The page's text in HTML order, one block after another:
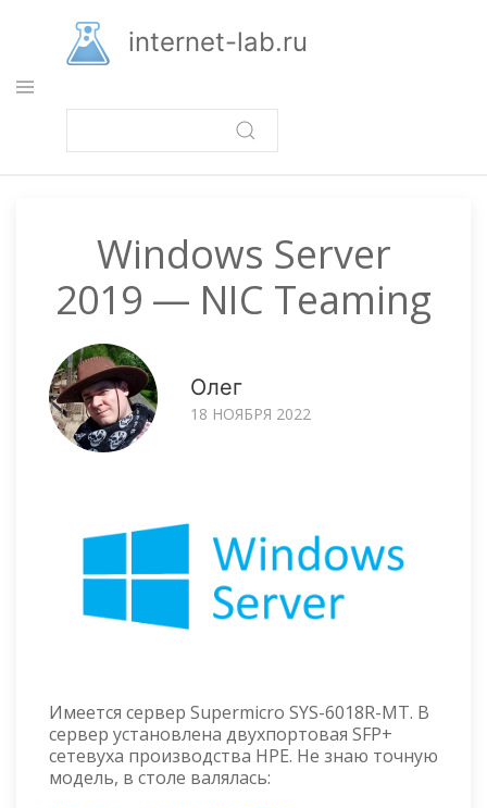
основному
содержанию
internet-lab.ru
Windows Server
2019 — NIC Teaming
Олег
18 НОЯБРЯ 2022
Имеется сервер Supermicro SYS-6018R-MT. В
сервер установлена двухпортовая SFP+
сетевуха производства HPE. Не знаю точную
модель, в столе валялась: